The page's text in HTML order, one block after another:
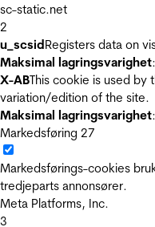
sc-static.net
2
u_scsidRegisters data on
Maksimal lagringsvarighet
X-ABThis cookie is used by
variation/edition of the site.
Maksimal lagringsvarighet
Markedsføring 27
Markedsførings-cookies
tredjeparts annonsører.
Meta Platforms, Inc.
3